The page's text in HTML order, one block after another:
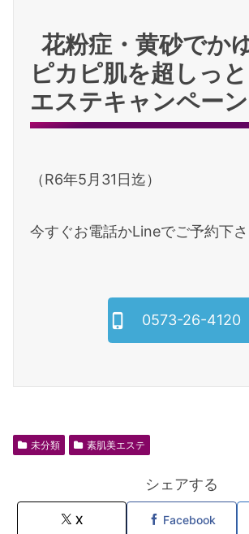
花粉症・黄砂でか
ピカピ肌を超しっ
エステキャンペーン
（R6年5月31日迄）
今すぐお電話かLineでご予約下さ
0573-26-4120
未分類 素肌美エステ
シェアする
X Facebook